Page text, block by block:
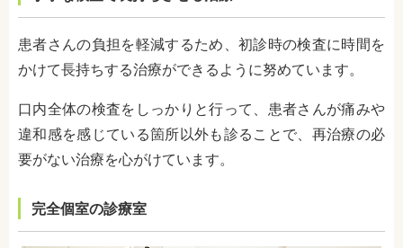
患者さんの負担を軽減するため、初診時の検査に時間を
かけて長持ちする治療ができるように努めています。
口内全体の検査をしっかりと行って、患者さんが痛みや
違和感を感じている箇所以外も診ることで、再治療の必
要がない治療を心がけています。
完全個室の診療室